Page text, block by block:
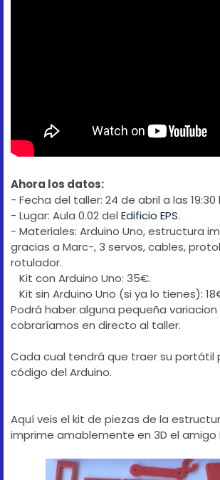
Ahora los datos:
- Fecha del taller: 24 de abril a las 19:30
- Lugar: Aula 0.02 del Edificio EPS.
- Materiales: Arduino Uno, estructura
gracias a Marc-, 3 servos, cables,
rotulador.
Kit con Arduino Uno: 35€.
Kit sin Arduino Uno (si ya lo tienes):
Podrá haber alguna pequeña variacion
cobraríamos en directo al taller.
Cada cual tendrá que traer su portátil
código del Arduino.
Aquí veis el kit de piezas de la
imprime amablemente en 3D el amigo